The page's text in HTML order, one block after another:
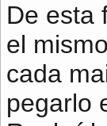
De esta
el
cada
pegarlo